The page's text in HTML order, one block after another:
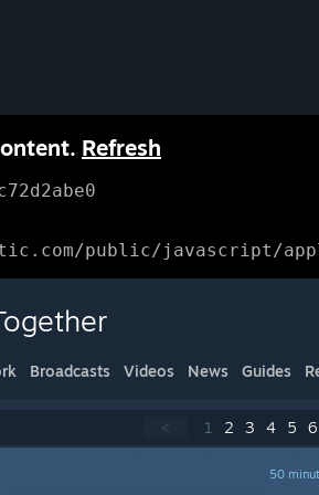
Refresh
public/javascript/
Broadcasts Videos News Guides
< 1 2 3 4 5 6
50